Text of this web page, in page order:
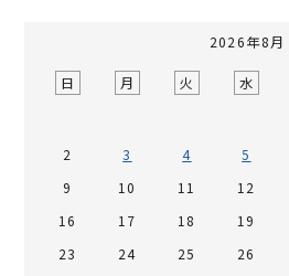
2026年8月
日 月 火 水
2
3 4 5
9
10 11 12
16
17 18 19
23
24 25 26